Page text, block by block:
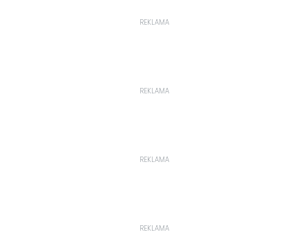
REKLAMA
REKLAMA
REKLAMA
REKLAMA